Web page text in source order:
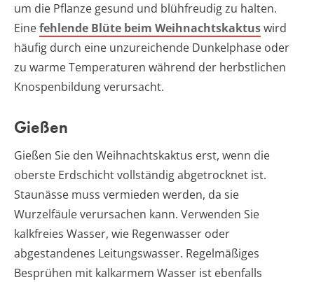
um die Pflanze gesund und blühfreudig zu halten.
Einefehlende Blüte beim Weihnachtskaktuswird
häufig durch eine unzureichende Dunkelphase oder
zu warme Temperaturen während der herbstlichen
Knospenbildung verursacht.
Gießen
Gießen Sie den Weihnachtskaktus erst, wenn die
oberste Erdschicht vollständig abgetrocknet ist.
Staunässe muss vermieden werden, da sie
Wurzelfäule verursachen kann. Verwenden Sie
kalkfreies Wasser, wie Regenwasser oder
abgestandenes Leitungswasser. Regelmäßiges
Besprühen mit kalkarmem Wasser ist ebenfalls